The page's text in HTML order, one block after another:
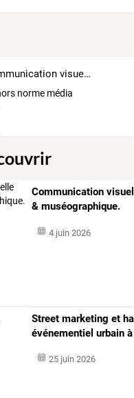
Communication visuelle & impression grand format
norme média
Communication
& muséographique.
4 juin 2026
Street marketing et
événementiel urbain
25 juin 2026